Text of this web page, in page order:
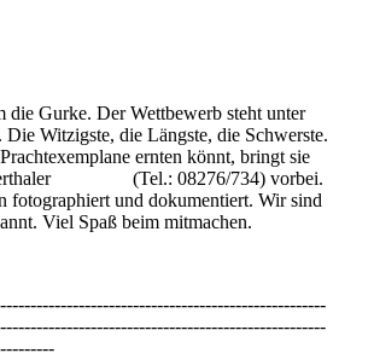
die Gurke. Der Wettbewerb steht unter
Witzigste, die Längste, die Schwerste.
ernten könnt, bringt sie
(Tel.: 08276/734) vorbei.
fotographiert und dokumentiert. Wir sind
Viel Spaß beim mitmachen.